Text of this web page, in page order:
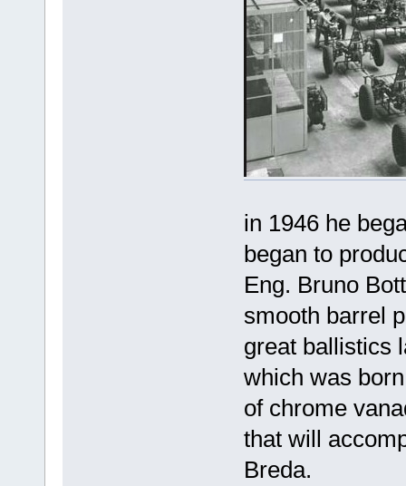
in 1946 he
began to
Eng. Bruno
smooth barrel
great ballistics
which was
of chrome
that will
Breda.